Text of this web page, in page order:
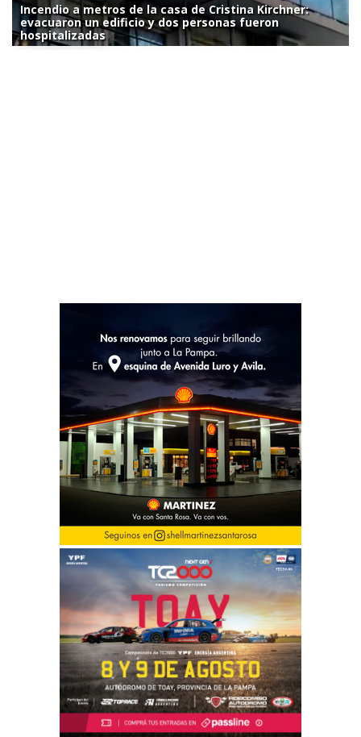
Incendio a metros de la casa de Cristina Kirchner:
evacuaron un edificio y dos personas fueron
hospitalizadas